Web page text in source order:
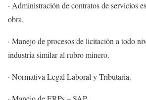
· Administración de contratos de servicios
obra.
· Manejo de procesos de licitación a todo
industria similar al rubro minero.
· Normativa Legal Laboral y Tributaria.